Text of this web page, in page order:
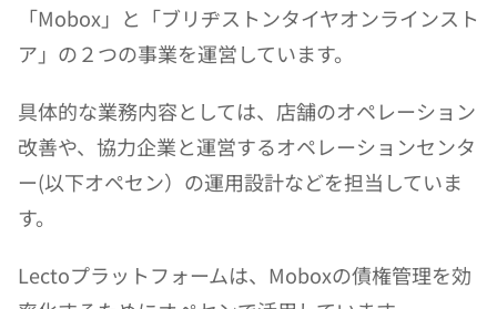
「Mobox」と「ブリヂストンタイヤオンラインスト
ア」の２つの事業を運営しています。
具体的な業務内容としては、店舗のオペレーション
改善や、協力企業と運営するオペレーションセンタ
ー(以下オペセン）の運用設計などを担当していま
す。
Lectoプラットフォームは、Moboxの債権管理を効